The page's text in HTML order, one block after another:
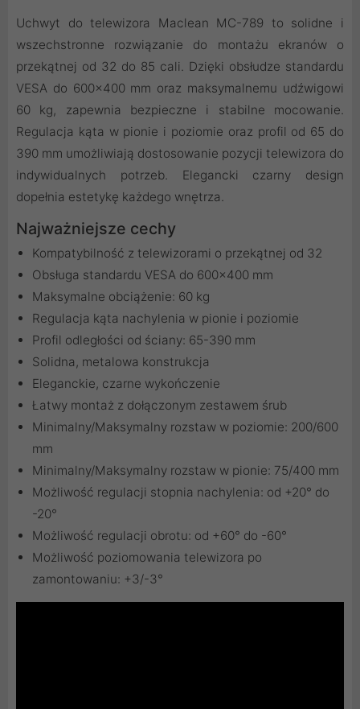
Uchwyt do telewizora Maclean MC-789 to solidne i
wszechstronne rozwiązanie do montażu ekranów o
przekątnej od 32 do 85 cali. Dzięki obsłudze standardu
VESA do 600x400 mm oraz maksymalnemu udźwigowi
60 kg, zapewnia bezpieczne i stabilne mocowanie.
Regulacja kąta w pionie i poziomie oraz profil od 65 do
390 mm umożliwiają dostosowanie pozycji telewizora do
indywidualnych potrzeb. Elegancki czarny design
dopełnia estetykę każdego wnętrza.
Najważniejsze cechy
Kompatybilność z telewizorami o przekątnej od 32
Obsługa standardu VESA do 600x400 mm
Maksymalne obciążenie: 60 kg
Regulacja kąta nachylenia w pionie i poziomie
Profil odległości od ściany: 65-390 mm
Solidna, metalowa konstrukcja
Eleganckie, czarne wykończenie
Łatwy montaż z dołączonym zestawem śrub
Minimalny/Maksymalny rozstaw w poziomie: 200/600
mm
Minimalny/Maksymalny rozstaw w pionie: 75/400 mm
Możliwość regulacji stopnia nachylenia: od +20° do
-20°
Możliwość regulacji obrotu: od +60° do -60°
Możliwość poziomowania telewizora po
zamontowaniu: +3/-3°